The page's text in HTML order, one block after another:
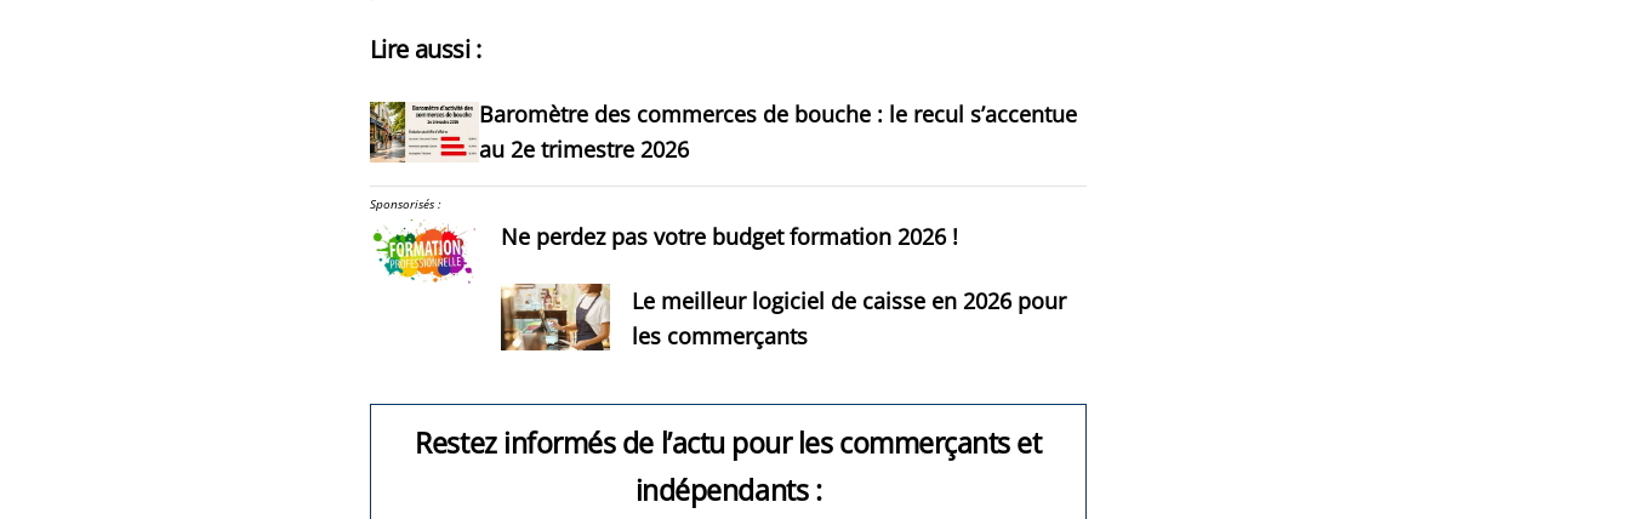
Lire aussi :
Baromètre des commerces de bouche : le recul s’accentue
au 2e trimestre 2026
Sponsorisés :
Ne perdez pas votre budget formation 2026 !
Le meilleur logiciel de caisse en 2026 pour
les commerçants
Restez informés de l’actu pour les commerçants et
indépendants :